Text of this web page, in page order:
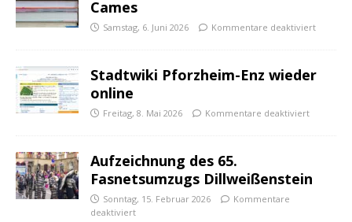
Cames
Samstag, 6. Juni 2026 Kommentare deaktiviert
Stadtwiki Pforzheim-Enz wieder
online
Freitag, 8. Mai 2026 Kommentare deaktiviert
Aufzeichnung des 65.
Fasnetsumzugs Dillweißenstein
Sonntag, 15. Februar 2026
Kommentare
deaktiviert